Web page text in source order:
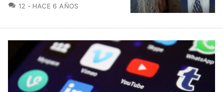
12 COMENTARIOS
HACE 6 AÑOS